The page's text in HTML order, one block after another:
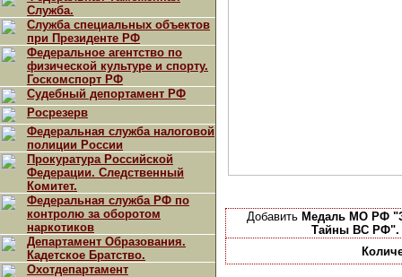
Служба.
Служба специальных объектов
при Президенте РФ
Федеральное агентство по
физической культуре и спорту.
Госкомспорт РФ
Судебный депортамент РФ
Росрезерв
Федеральная служба налоговой
полиции России
Прокуратура Российской
Федерации. Следственный
Комитет.
Федеральная служба РФ по
контролю за оборотом
наркотиков
Департамент Образования.
Кадетское Братство.
Охотдепартамент
Добавить Медаль МО РФ
Тайны ВС РФ".